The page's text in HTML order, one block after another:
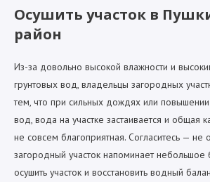
Осушить участок в
район
Из-за довольно высокой влажности и
грунтовых вод, владельцы загородных
тем, что при сильных дождях или
вод, вода на участке застаивается и общая
не совсем благоприятная. Согласитесь — не
загородный участок напоминает небольшое
осушить участок и восстановить водный